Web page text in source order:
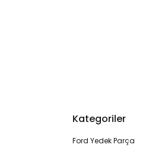
Kategoriler
Ford Yedek Parça